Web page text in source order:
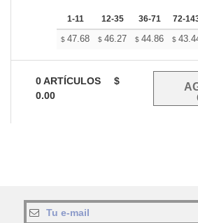
1-11 12-35 36-71 72-
$ 47.68 $ 46.27 $ 44.86 $
0ARTÍCULOS
$
0.00